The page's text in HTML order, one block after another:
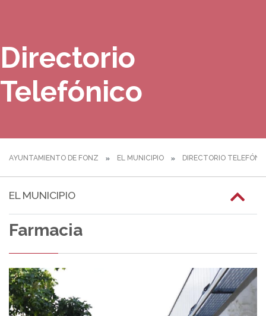
Directorio
Telefónico
AYUNTAMIENTO DE FONZ EL MUNICIPIO DIRECTORIO
EL MUNICIPIO
Farmacia